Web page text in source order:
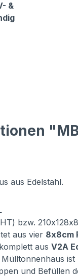
&
aus Edelstahl.
bzw.
aus vier 8x8cm
aus V2A
und Befüllen